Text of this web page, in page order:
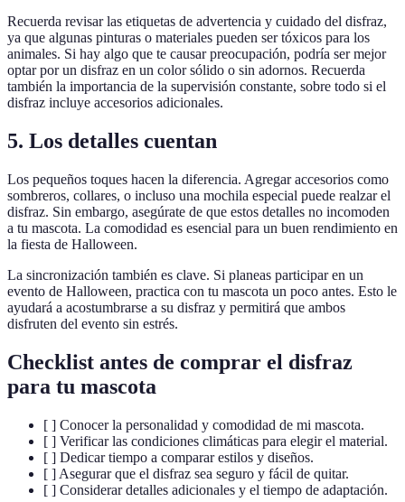
Recuerda revisar las etiquetas de advertencia y cuidado del disfraz,
ya que algunas pinturas o materiales pueden ser tóxicos para los
animales. Si hay algo que te causar preocupación, podría ser mejor
optar por un disfraz en un color sólido o sin adornos. Recuerda
también la importancia de la supervisión constante, sobre todo si el
disfraz incluye accesorios adicionales.
5. Los detalles cuentan
Los pequeños toques hacen la diferencia. Agregar accesorios como
sombreros, collares, o incluso una mochila especial puede realzar el
disfraz. Sin embargo, asegúrate de que estos detalles no incomoden
a tu mascota. La comodidad es esencial para un buen rendimiento en
la fiesta de Halloween.
La sincronización también es clave. Si planeas participar en un
evento de Halloween, practica con tu mascota un poco antes. Esto le
ayudará a acostumbrarse a su disfraz y permitirá que ambos
disfruten del evento sin estrés.
Checklist antes de comprar el disfraz
para tu mascota
[ ] Conocer la personalidad y comodidad de mi mascota.
[ ] Verificar las condiciones climáticas para elegir el material.
[ ] Dedicar tiempo a comparar estilos y diseños.
[ ] Asegurar que el disfraz sea seguro y fácil de quitar.
[ ] Considerar detalles adicionales y el tiempo de adaptación.